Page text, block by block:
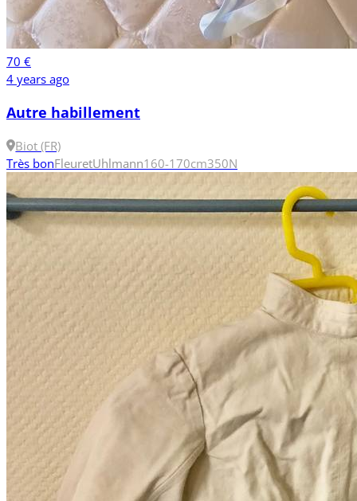
70 €
4 years ago
Autre habillement
Biot (FR)
Très bonFleuretUhlmann160-170cm350N